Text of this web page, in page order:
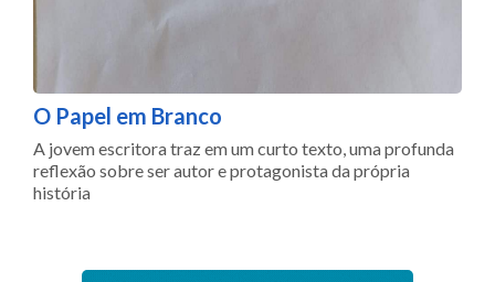
O Papel em Branco
A jovem escritora traz em um curto texto, uma profunda
reflexão sobre ser autor e protagonista da própria
história